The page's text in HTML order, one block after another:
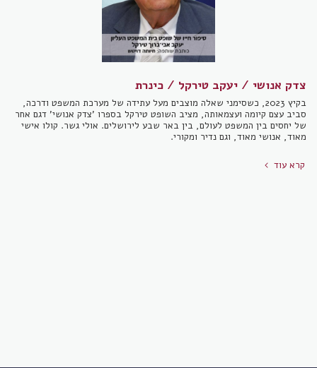
צדק אנושי / יעקב טירקל / כינרת
בקיץ 2023, כשסימני שאלה מוצבים מעל עתידה של מערכת המשפט ודרכה,
סביב עצם קיומה ועצמאותה, מציב השופט טירקל בספרו 'צדק אנושי' דגם אחר
של יחסים בין המשפט לעולם, בין באר שבע לירושלים. אולי גשר. קולו אישי
מאוד, אנושי מאוד, וגם נדיר ומקורי.
קרא עוד